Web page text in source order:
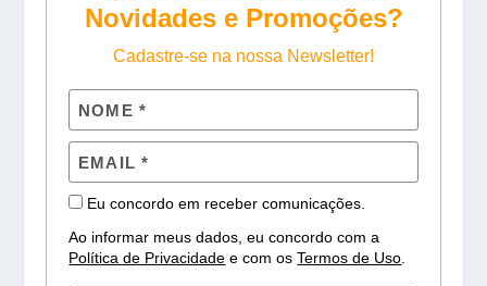
Novidades e Promoções?
Cadastre-se na nossa Newsletter!
Eu concordo em receber comunicações.
Ao informar meus dados, eu concordo com a
Política de Privacidade e com osTermos de Uso